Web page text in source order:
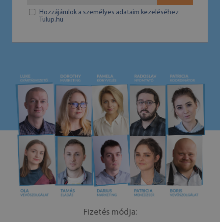
Hozzájárulok a személyes adataim kezeléséhez
Tulup.hu
Fizetés módja: